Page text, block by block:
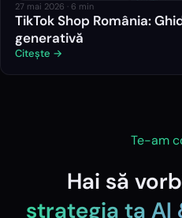
27 mai 2026 · 6 min
TikTok Shop România:
generativă
Citește →
Te-am
Hai să
strategia ta AI